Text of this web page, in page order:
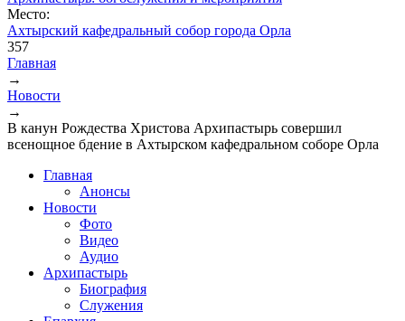
Место:
Ахтырский кафедральный собор города Орла
357
Вы здесь
Главная
→
Новости
→
В канун Рождества Христова Архипастырь совершил
всенощное бдение в Ахтырском кафедральном соборе Орла
Главная
Анонсы
Новости
Фото
Видео
Аудио
Архипастырь
Биография
Служения